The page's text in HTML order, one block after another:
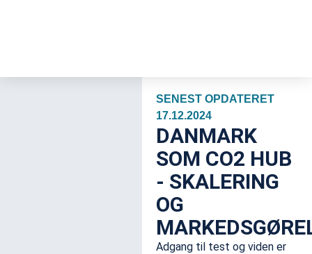
SENEST OPDATERET
17.12.2024
DANMARK
SOM CO2 HUB
- SKALERING
OG
Adgang til test og viden er